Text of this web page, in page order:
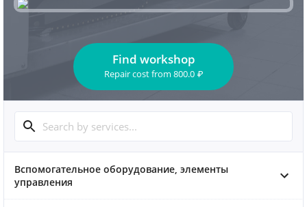
Find workshop
Repair costfrom 800.0 ₽
Вспомогательное оборудование, элементы
управления